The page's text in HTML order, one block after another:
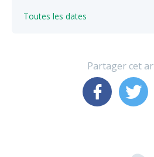
Toutes les dates
Partager cet